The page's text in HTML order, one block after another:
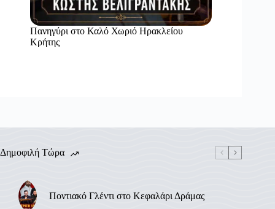
Πανηγύρι στο Καλό Χωριό Ηρακλείου
Κρήτης
Δημοφιλή Τώρα
Ποντιακό Γλέντι στο Κεφαλάρι Δράμας